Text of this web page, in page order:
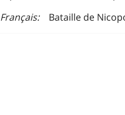
Français
Bataille de